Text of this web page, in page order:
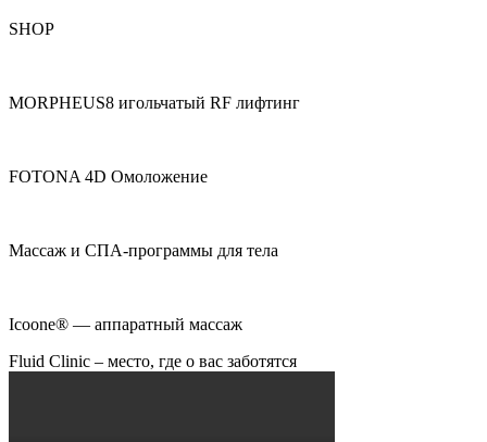
SHOP
MORPHEUS8 игольчатый RF лифтинг
FOTONA 4D Омоложение
Массаж и СПА-программы для тела
Icoone®️ — аппаратный массаж
Fluid Clinic – место, где о вас заботятся